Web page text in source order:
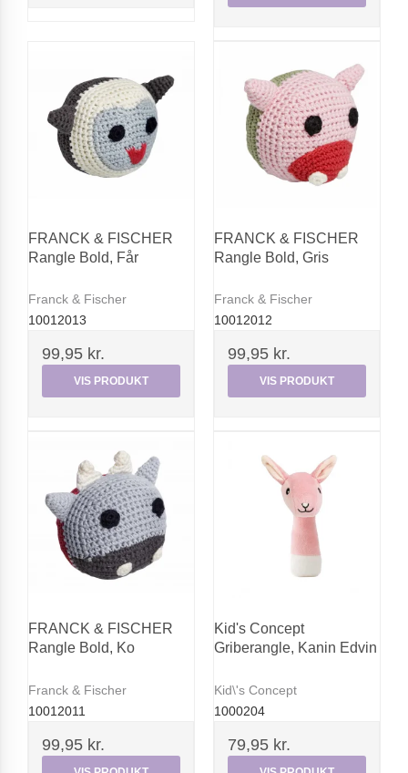
FRANCK & FISCHER
Rangle Bold, Får
Franck & Fischer
10012013
99,95 kr.
VIS PRODUKT
FRANCK & FISCHER
Rangle Bold, Gris
Franck & Fischer
10012012
99,95 kr.
VIS PRODUKT
FRANCK & FISCHER
Rangle Bold, Ko
Franck & Fischer
10012011
99,95 kr.
Kid's Concept
Griberangle, Kanin Edvin
Kid\'s Concept
1000204
79,95 kr.